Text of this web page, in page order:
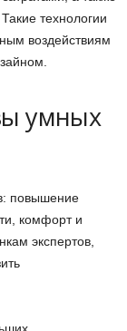
технологии
воздействиям
умных
повышение
комфорт и
экспертов,